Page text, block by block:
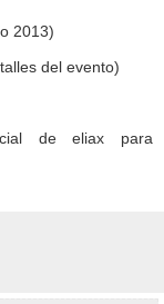
2013)
del evento)
de eliax para